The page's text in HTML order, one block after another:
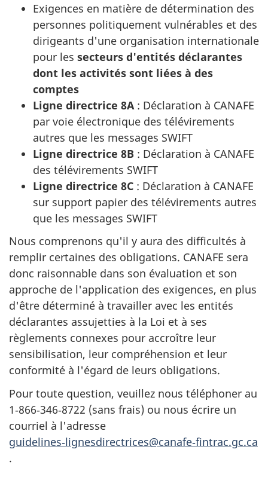
Exigences en matière de détermination des
personnes politiquement vulnérables et des
dirigeants d'une organisation internationale
pour les secteurs d'entités déclarantes
dont les activités sont liées à des
comptes
Ligne directrice 8A : Déclaration à CANAFE
par voie électronique des télévirements
autres que les messages SWIFT
Ligne directrice 8B : Déclaration à CANAFE
des télévirements SWIFT
Ligne directrice 8C : Déclaration à CANAFE
sur support papier des télévirements autres
que les messages SWIFT
Nous comprenons qu'il y aura des difficultés à
remplir certaines des obligations. CANAFE sera
donc raisonnable dans son évaluation et son
approche de l'application des exigences, en plus
d'être déterminé à travailler avec les entités
déclarantes assujetties à la Loi et à ses
règlements connexes pour accroître leur
sensibilisation, leur compréhension et leur
conformité à l'égard de leurs obligations.
Pour toute question, veuillez nous téléphoner au
1‑866‑346‑8722 (sans frais) ou nous écrire un
courriel à l'adresse
guidelines‑lignesdirectrices@canafe‑fintrac.gc.ca
.